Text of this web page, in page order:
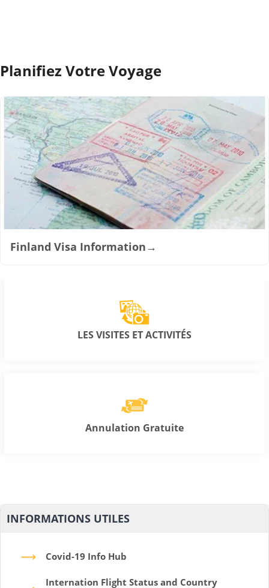
Planifiez Votre Voyage
Finland Visa Information→
LES VISITES ET ACTIVITÉS
Annulation Gratuite
INFORMATIONS UTILES
Covid-19 Info Hub
Internation Flight Status and Country